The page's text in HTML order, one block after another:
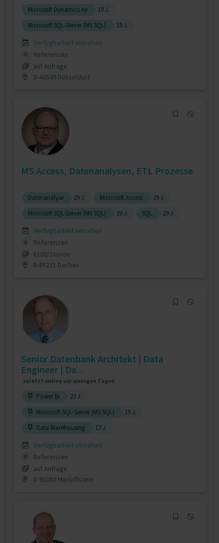
Microsoft Dynamics Ax
19 J.
Microsoft SQL-Server (MS SQL)
19 J.
Verfügbarkeit einsehen
0
Referenzen
auf Anfrage
D-40549 Düsseldorf
MS Access, Datenanalysen, ETL Prozesse
Datenanalyse 29 J. Microsoft Access
29 J.
Microsoft SQL-Server (MS SQL)
29 J. SQL 29 J.
Verfügbarkeit einsehen
0
Referenzen
€100/Stunde
D-85221 Dachau
Senior Datenbank Architekt | Data
Engineer | Da...
zuletzt online vor wenigen Tagen
Power Bi
22 J.
Microsoft SQL-Server (MS SQL)
19 J.
Data Warehousing
17 J.
Verfügbarkeit einsehen
0
Referenzen
auf Anfrage
D-91080 Marloffstein